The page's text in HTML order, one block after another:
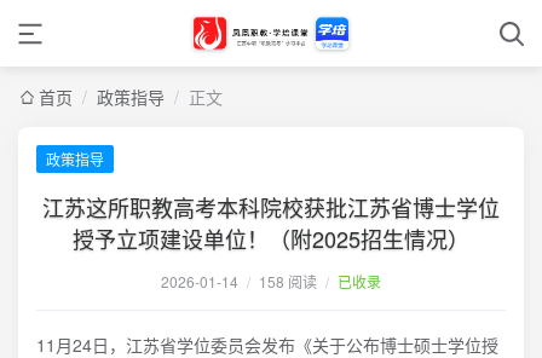
首页 / 政策指导 / 正文
政策指导
江苏这所职教高考本科院校获批江苏省博士学位
授予立项建设单位！（附2025招生情况）
2026-01-14 / 158 阅读 / 已收录
11月24日，江苏省学位委员会发布《关于公布博士硕士学位授